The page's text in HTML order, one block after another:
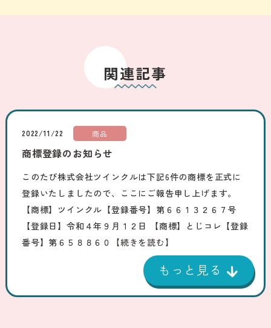
関連記事
2022/11/22 商品
商標登録のお知らせ
このたび株式会社ツインクルは下記6件の商標を正式に
登録いたしましたので、ここにご報告申し上げます。
【商標】ツインクル【登録番号】第６６１３２６７号
【登録日】令和４年９月１２日 【商標】とじコレ【登録
番号】第６５８８６０
【続きを読む】